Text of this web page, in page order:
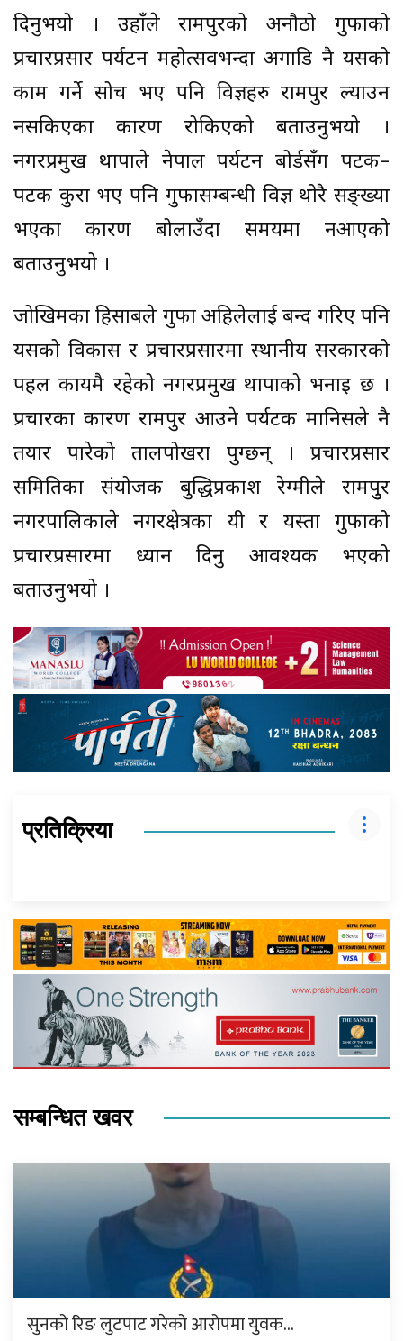
दिनुभयो । उहाँले रामपुरको अनौठो गुफाको
प्रचारप्रसार पर्यटन महोत्सवभन्दा अगाडि नै यसको
काम गर्ने सोच भए पनि विज्ञहरु रामपुर ल्याउन
नसकिएका कारण रोकिएको बताउनुभयो ।
नगरप्रमुख थापाले नेपाल पर्यटन बोर्डसँग पटक–
पटक कुरा भए पनि गुफासम्बन्धी विज्ञ थोरै सङ्ख्या
भएका कारण बोलाउँदा समयमा नआएको
बताउनुभयो ।
जोखिमका हिसाबले गुफा अहिलेलाई बन्द गरिए पनि
यसको विकास र प्रचारप्रसारमा स्थानीय सरकारको
पहल कायमै रहेको नगरप्रमुख थापाको भनाइ छ ।
प्रचारका कारण रामपुर आउने पर्यटक मानिसले नै
तयार पारेको तालपोखरा पुग्छन् । प्रचारप्रसार
समितिका संयोजक बुद्धिप्रकाश रेग्मीले रामपुुर
नगरपालिकाले नगरक्षेत्रका यी र यस्ता गुफाको
प्रचारप्रसारमा ध्यान दिनु आवश्यक भएको
बताउनुभयो ।
प्रतिक्रिया
सम्बन्धित खवर
सुनको रिङ लुटपाट गरेको आरोपमा युवक…